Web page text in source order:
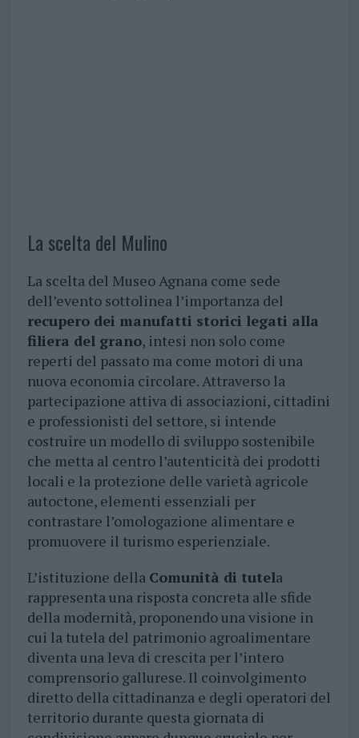
La scelta del Mulino
La scelta del Museo Agnana come sede
dell’evento sottolinea l’importanza del
recupero dei manufatti storici legati alla
filiera del grano, intesi non solo come
reperti del passato ma come motori di una
nuova economia circolare. Attraverso la
partecipazione attiva di associazioni, cittadini
e professionisti del settore, si intende
costruire un modello di sviluppo sostenibile
che metta al centro l’autenticità dei prodotti
locali e la protezione delle varietà agricole
autoctone, elementi essenziali per
contrastare l’omologazione alimentare e
promuovere il turismo esperienziale.
L’istituzione della Comunità di tutela
rappresenta una risposta concreta alle sfide
della modernità, proponendo una visione in
cui la tutela del patrimonio agroalimentare
diventa una leva di crescita per l’intero
comprensorio gallurese. Il coinvolgimento
diretto della cittadinanza e degli operatori del
territorio durante questa giornata di